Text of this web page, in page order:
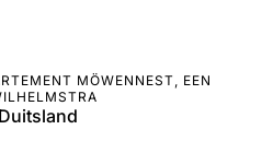
MÖWENNEST, EEN